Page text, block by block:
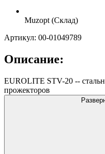
Muzopt (Склад)
Артикул: 00-01049789
Описание:
EUROLITE STV-20 --
прожекторов